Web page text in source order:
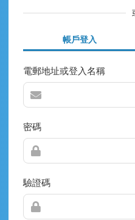
帳戶登入
電郵地址或登入名稱
密碼
驗證碼